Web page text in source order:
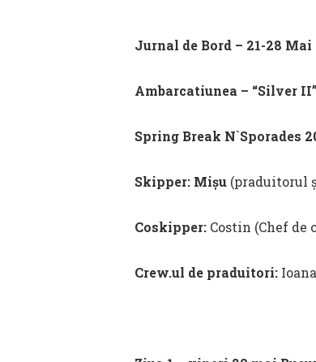
Jurnal de Bord – 21-28 Mai
Ambarcatiunea – “Silver
Spring Break N`Sporades
Skipper: Mișu (praduitorul
Coskipper: Costin (Chef de
Crew.ul de praduitori: